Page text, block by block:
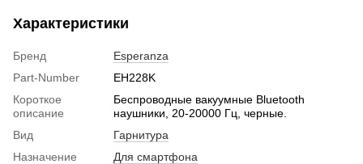
Характеристики
Бренд
Esperanza
Part-Number
EH228K
Короткое
описание
Беспроводные вакуумные Bluetooth
наушники, 20-20000 Гц, черные.
Вид
Гарнитура
Назначение
Для смартфона